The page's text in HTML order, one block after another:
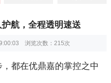
航，全程透明速送
浏览次数： 215次
都在优鼎嘉的掌控之中